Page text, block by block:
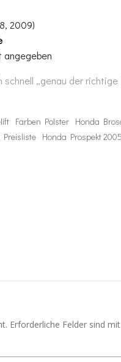
2009)
angegeben
„genau der richtige
Farben Polster Honda
Preisliste Honda Prospekt
Erforderliche Felder sind mit